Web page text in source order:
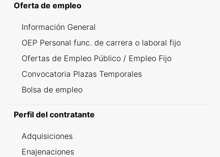
Oferta de empleo
Información General
OEP Personal func. de carrera o laboral fijo
Ofertas de Empleo Público / Empleo Fijo
Convocatoria Plazas Temporales
Bolsa de empleo
Perfil del contratante
Adquisiciones
Enajenaciones